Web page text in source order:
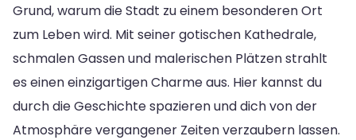
Grund, warum die Stadt zu einem besonderen Ort
zum Leben wird. Mit seiner gotischen Kathedrale,
schmalen Gassen und malerischen Plätzen strahlt
es einen einzigartigen Charme aus. Hier kannst du
durch die Geschichte spazieren und dich von der
Atmosphäre vergangener Zeiten verzaubern lassen.